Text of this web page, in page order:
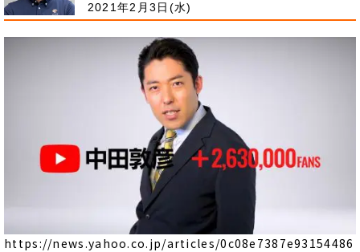
2021年2月3日(水)
https://news.yahoo.co.jp/articles/0c08e7387e93154486